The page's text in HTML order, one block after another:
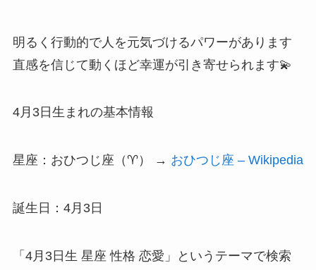
明るく行動的で人を元気づけるパワーがあります
直感を信じて動くほど幸運が引き寄せられます💫
4月3日生まれの基本情報
星座：おひつじ座（♈） → おひつじ座 – Wikipedia
誕生日：4月3日
「4月3日生 星座 性格 恋愛」というテーマで検索